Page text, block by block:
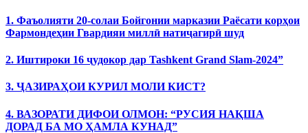
1. Фаъолияти 20-солаи Бойгонии марказии Раёсати корҳои
Фармондеҳии Гвардияи миллӣ натиҷагирӣ шуд
2. Иштироки 16 ҷудокор дар Tashkent Grand Slam-2024”
3. ҶАЗИРАҲОИ КУРИЛ МОЛИ КИСТ?
4. ВАЗОРАТИ ДИФОИ ОЛМОН: “РУСИЯ НАҚША
ДОРАД БА МО ҲАМЛА КУНАД”